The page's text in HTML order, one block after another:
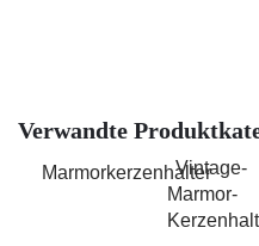
Verwandte
MarmorkerzenhalterVintage-
Marmor-